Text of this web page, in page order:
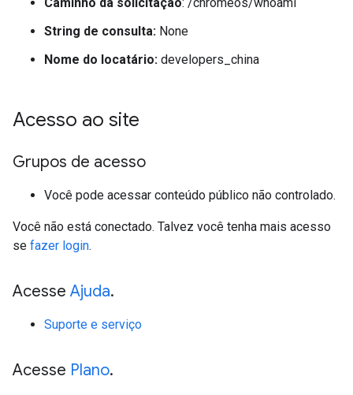
String de consulta: None
Nome do locatário: developers_china
Acesso ao site
Grupos de acesso
Você pode acessar conteúdo público não controlado.
Você não está conectado. Talvez você tenha mais acesso
se fazer login.
Acesse Ajuda.
Suporte e serviço
Acesse Plano.